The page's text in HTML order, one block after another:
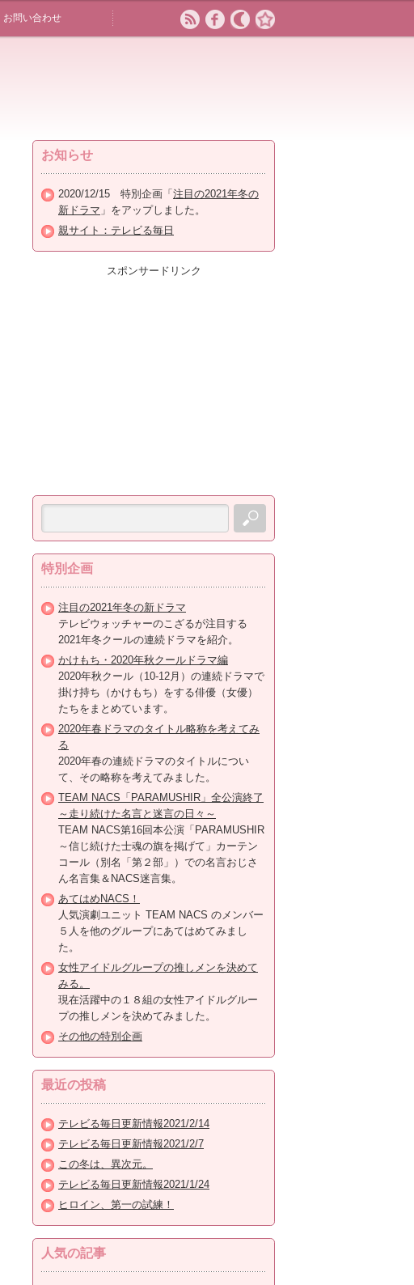
お問い合わせ
お知らせ
2020/12/15 特別企画「 注目の2021年冬の
新ドラマ 」をアップしました。
親サイト：テレビる毎日
スポンサードリンク
特別企画
注目の2021年冬の新ドラマ
テレビウォッチャーのこざるが注目する
2021年冬クールの連続ドラマを紹介。
かけもち・2020年秋クールドラマ編
2020年秋クール（10-12月）の連続ドラマで
掛け持ち（かけもち）をする俳優（女優）
たちをまとめています。
2020年春ドラマのタイトル略称を考えてみ
る
2020年春の連続ドラマのタイトルについ
て、その略称を考えてみました。
TEAM NACS「PARAMUSHIR」全公演終了
～走り続けた名言と迷言の日々～
TEAM NACS第16回本公演「PARAMUSHIR
～信じ続けた士魂の旗を掲げて」カーテン
コール（別名「第２部」）での名言おじさ
ん名言集＆NACS迷言集。
あてはめNACS！
人気演劇ユニット TEAM NACS のメンバー
５人を他のグループにあてはめてみまし
た。
女性アイドルグループの推しメンを決めて
みる。
現在活躍中の１８組の女性アイドルグルー
プの推しメンを決めてみました。
その他の特別企画
最近の投稿
テレビる毎日更新情報2021/2/14
テレビる毎日更新情報2021/2/7
この冬は、異次元。
テレビる毎日更新情報2021/1/24
ヒロイン、第一の試練！
人気の記事